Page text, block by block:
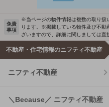
免責
事項
※当ページの物件情報は複数の取り扱
ります。※掲載している物件及び不動
ざいますので、詳細に関しましては直
不動産・住宅情報のニフティ不動産
ニフティ不動産
＼Because／ ニフティ不動産